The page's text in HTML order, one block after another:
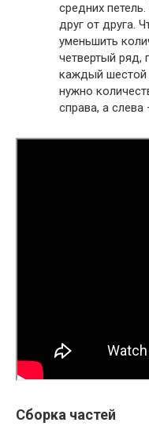
средних
друг от друга.
уменьшить
четвертый ряд,
каждый шестой
нужно
справа, а слева
Сборка частей